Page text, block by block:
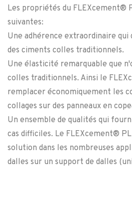
Les propriétés du FLEXcement®
suivantes:
Une adhérence extraordinaire qui
des ciments colles traditionnels.
Une élasticité remarquable que
colles traditionnels. Ainsi le
remplacer économiquement les
collages sur des panneaux en
Un ensemble de qualités qui
cas difficiles. Le FLEXcement®
solution dans les nombreuses
dalles sur un support de dalles